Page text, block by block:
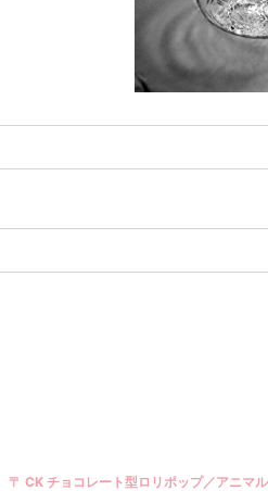
〒 CK チョコレート型／ドミノ [90-13410]